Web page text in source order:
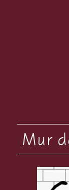
Mur